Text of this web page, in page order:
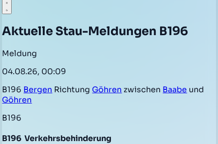
Aktuelle Stau-Meldungen B196
Meldung
04.08.26, 00:09
B196 Bergen Richtung Göhren zwischen Baabe und
Göhren
B196
B196 Verkehrsbehinderung